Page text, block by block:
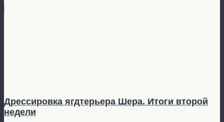
Дрессировка ягдтерьера Шера. Итоги второй
недели